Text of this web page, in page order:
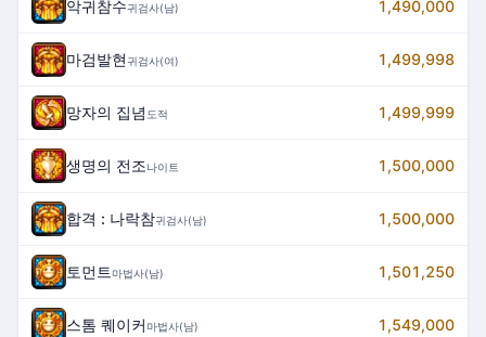
악귀참수귀검사(남) 1,490,000
마검발현귀검사(여) 1,499,998
망자의 집념 도적 1,499,999
생명의 전조나이트 1,500,000
합격 : 나락참귀검사(남) 1,500,000
토먼트 마법사(남) 1,501,250
스톰 퀘이커 마법사(남) 1,549,000